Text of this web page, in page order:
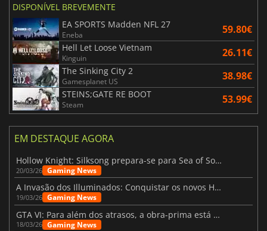
DISPONÍVEL BREVEMENTE
EA SPORTS Madden NFL 27
Eneba 59.80€
Hell Let Loose Vietnam
Kinguin 26.11€
The Sinking City 2
Gamesplanet US 38.98€
STEINS;GATE RE BOOT
Steam 53.99€
EM DESTAQUE AGORA
Hollow Knight: Silksong prepara-se para Sea of Sorrow com um patch
20/03/26 Gaming News
A Invasão dos Illuminados: Conquistar os novos Helldivers 2 Atualização!
19/03/26 Gaming News
GTA VI: Para além dos atrasos, a obra-prima está quase a chegar
18/03/26 Gaming News